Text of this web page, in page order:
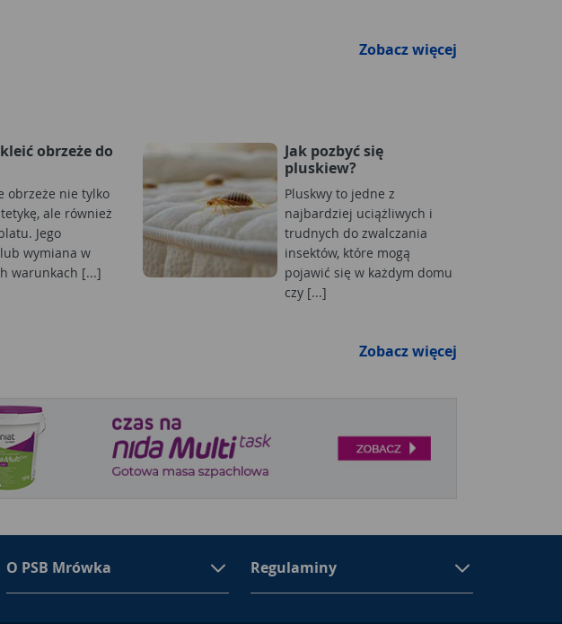
Zobacz więcej
obrzeże do
obrzeże nie tylko
ale również
Jego
wymiana w
warunkach [...]
Jak pozbyć się
pluskiew?
Pluskwy to jedne z
najbardziej uciążliwych i
trudnych do zwalczania
insektów, które mogą
pojawić się w każdym domu
czy [...]
Zobacz więcej
O PSB Mrówka Regulaminy